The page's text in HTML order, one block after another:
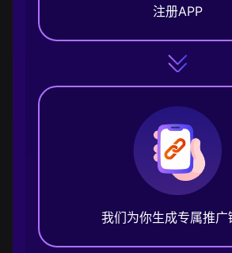
注册APP
我们为你生成专属推广